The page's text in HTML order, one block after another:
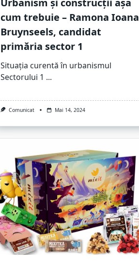
Urbanism și construcții așa
cum trebuie – Ramona Ioana
Bruynseels, candidat
primăria sector 1
Situația curentă în urbanismul
Sectorului 1 ...
Comunicat Mai 14, 2024